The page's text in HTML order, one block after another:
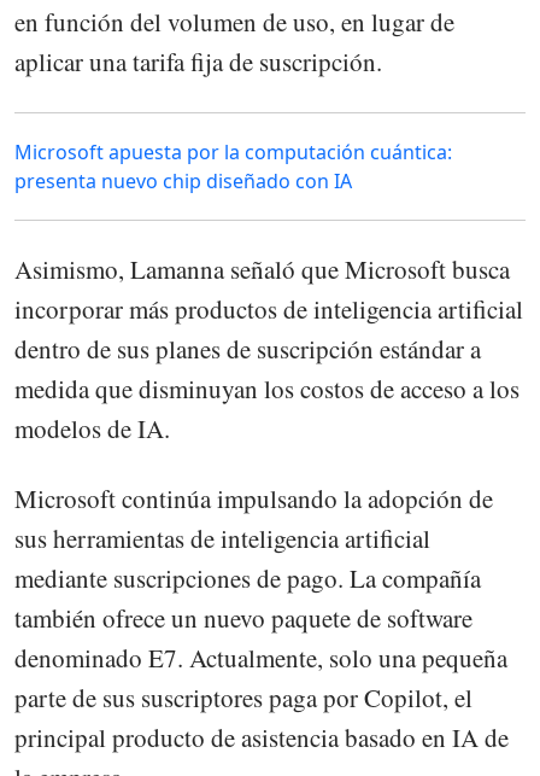
en función del volumen de uso, en lugar de
aplicar una tarifa fija de suscripción.
Microsoft apuesta por la computación cuántica:
presenta nuevo chip diseñado con IA
Asimismo, Lamanna señaló que Microsoft busca
incorporar más productos de inteligencia artificial
dentro de sus planes de suscripción estándar a
medida que disminuyan los costos de acceso a los
modelos de IA.
Microsoft continúa impulsando la adopción de
sus herramientas de inteligencia artificial
mediante suscripciones de pago. La compañía
también ofrece un nuevo paquete de software
denominado E7. Actualmente, solo una pequeña
parte de sus suscriptores paga por Copilot, el
principal producto de asistencia basado en IA de